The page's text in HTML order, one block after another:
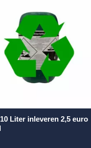
Liter inleveren 2,5 euro